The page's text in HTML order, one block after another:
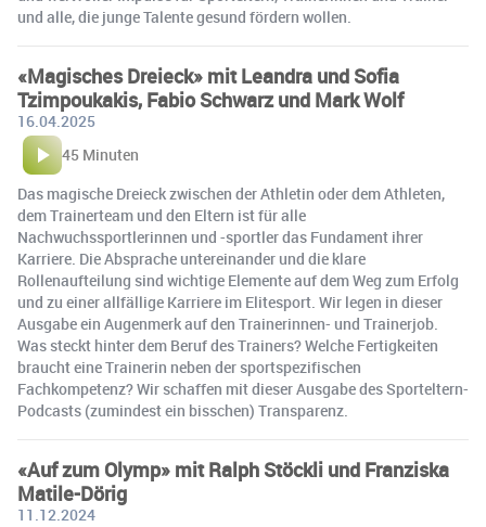
und alle, die junge Talente gesund fördern wollen.
«Magisches Dreieck» mit Leandra und Sofia
Tzimpoukakis, Fabio Schwarz und Mark Wolf
16.04.2025
45 Minuten
Das magische Dreieck zwischen der Athletin oder dem Athleten,
dem Trainerteam und den Eltern ist für alle
Nachwuchssportlerinnen und -sportler das Fundament ihrer
Karriere. Die Absprache untereinander und die klare
Rollenaufteilung sind wichtige Elemente auf dem Weg zum Erfolg
und zu einer allfällige Karriere im Elitesport. Wir legen in dieser
Ausgabe ein Augenmerk auf den Trainerinnen- und Trainerjob.
Was steckt hinter dem Beruf des Trainers? Welche Fertigkeiten
braucht eine Trainerin neben der sportspezifischen
Fachkompetenz? Wir schaffen mit dieser Ausgabe des Sporteltern-
Podcasts (zumindest ein bisschen) Transparenz.
«Auf zum Olymp» mit Ralph Stöckli und Franziska
Matile-Dörig
11.12.2024